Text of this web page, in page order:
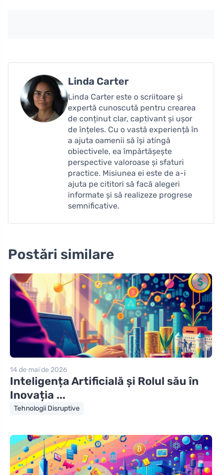
Linda Carter
Linda Carter este o scriitoare și
expertă cunoscută pentru crearea
de conținut clar, captivant și ușor
de înțeles. Cu o vastă experiență în
a ajuta oamenii să își atingă
obiectivele, ea împărtășește
perspective valoroase și sfaturi
practice. Misiunea ei este de a-i
ajuta pe cititori să facă alegeri
informate și să realizeze progrese
semnificative.
Postări similare
14 de mai de 2026
Inteligența Artificială și Rolul său în
Inovația ...
Tehnologii Disruptive